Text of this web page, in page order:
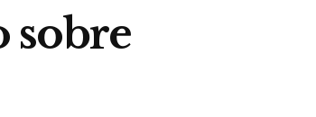
sobre